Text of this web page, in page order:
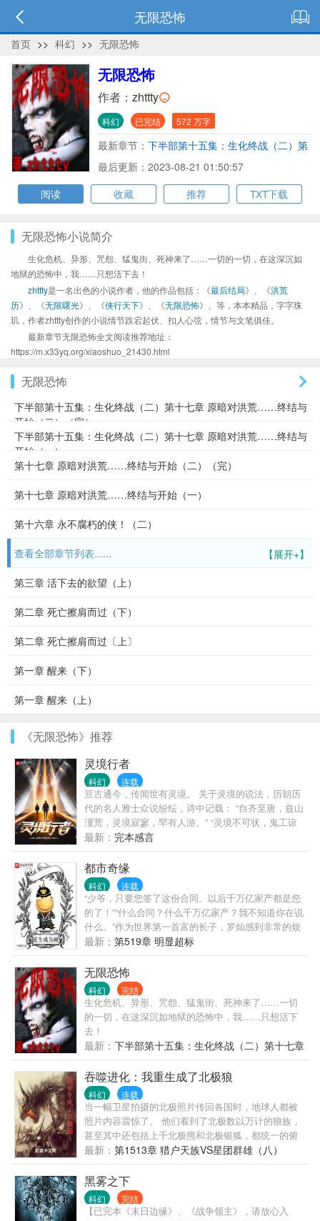
无限恐怖
首页 >> 科幻 >> 无限恐怖
无限恐怖
作者： zhttty
科幻 已完结 572 万字
最新章节： 下半部第十五集：生化终战（二）第
十七章 原暗对洪荒……终结与开始（二）（完）
最后更新：2023-08-21 01:50:57
阅读
收藏 推荐 TXT下载
无限恐怖小说简介
生化危机、异形、咒怨、猛鬼街、死神来了……一切的一切，在这深沉如
地狱的恐怖中，我……只想活下去！
zhttty是一名出色的小说作者，他的作品包括：《最后结局》、《洪荒
历》、《无限曙光》、《侠行天下》、《无限恐怖》、等，本本精品，字字珠
玑，作者zhttty创作的小说情节跌宕起伏、扣人心弦，情节与文笔俱佳。
最新章节无限恐怖全文阅读推荐地址：
https://m.x33yq.org/xiaoshuo_21430.html
无限恐怖
下半部第十五集：生化终战（二）第十七章 原暗对洪荒……终结与
开始（二）（完）
下半部第十五集：生化终战（二）第十七章 原暗对洪荒……终结与
开始（一）
第十七章 原暗对洪荒……终结与开始（二）（完）
第十七章 原暗对洪荒……终结与开始（一）
第十六章 永不腐朽的侠！（二）
【展开+】
查看全部章节列表......
第三章 活下去的欲望（上）
第二章 死亡擦肩而过（下）
第二章 死亡擦肩而过〔上〕
第一章 醒来（下）
第一章 醒来（上）
《无限恐怖》推荐
灵境行者
科幻 连载
亘古通今，传闻世有灵境。 关于灵境的说法，历朝历
代的名人雅士众说纷纭，诗中记载： “自齐至唐，兹山
濅荒，灵境寂寥，罕有人游。” “灵境不可状，鬼工谅
难求。”
最新： 完本感言
都市奇缘
科幻 连载
“少爷，只要您签了这份合同。以后千万亿家产都是您
的了！”“什么合同？什么千万亿家产？我不知道你在说
什么。”作为世界第一首富的长子，罗灿感到非常的烦
恼，说真的，我对钱没有兴趣。
最新： 第519章 明显超标
无限恐怖
科幻 完结
生化危机、异形、咒怨、猛鬼街、死神来了……一切
的一切，在这深沉如地狱的恐怖中，我……只想活下
去！
最新： 下半部第十五集：生化终战（二）第十七章
原暗对洪荒……终结与开始（二）（完）
吞噬进化：我重生成了北极狼
科幻 连载
当一幅卫星拍摄的北极照片传回各国时，地球人都被
照片内容震惊了。 他们看到了北极数以万计的狼族，
甚至其中还包括上千北极熊和北极银狐，都统一的俯
首帖耳。 而雪山之巅，一头体型超过所有人想象的巨
型北极狼，正居高临下的俯瞰着北极大陆。 书友群：
328642640。
最新： 第1513章 猎户天族VS星团群雄（八）
黑雾之下
科幻 完结
【已完本《末日边缘》、《战争领主》，请放心入